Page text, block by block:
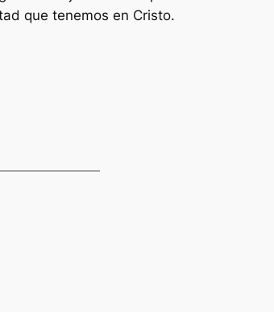
que tenemos en Cristo.